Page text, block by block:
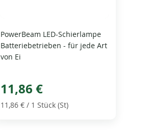
PowerBeam LED-Schierlampe
Batteriebetrieben - für jede Art
von Ei
11,86 €
11,86 €/ 1 Stück (St)